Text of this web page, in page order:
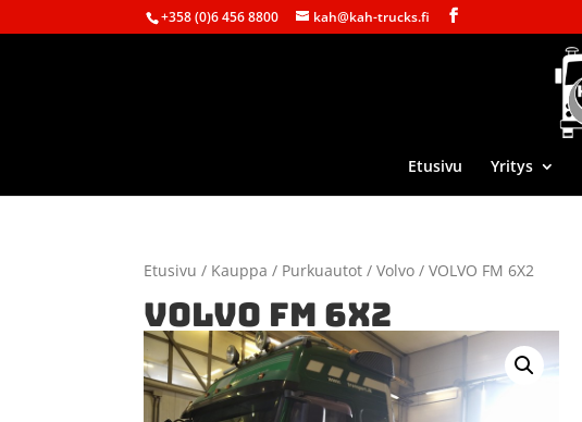
+358 (0)6 456 8800 kah@kah-trucks.fi
Etusivu Yritys
Etusivu / Kauppa / Purkuautot / Volvo / VOLVO FM 6X2
VOLVO FM 6X2